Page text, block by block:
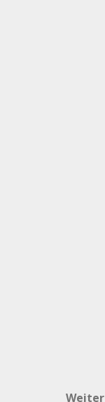
Weiter